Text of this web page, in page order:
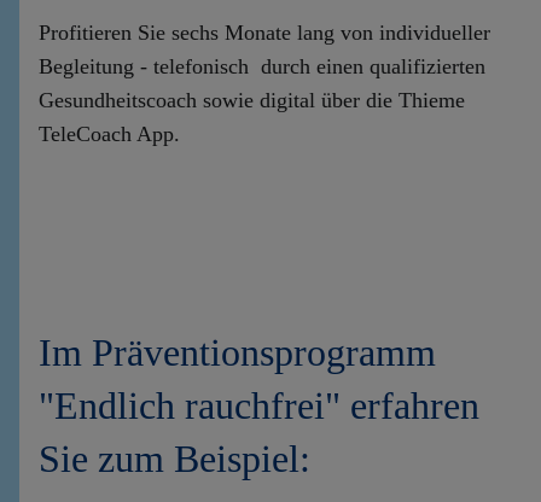
Profitieren Sie sechs Monate lang von individueller
Begleitung - telefonisch durch einen qualifizierten
Gesundheitscoach sowie digital über die Thieme
TeleCoach App.
Im Präventionsprogramm
"Endlich rauchfrei" erfahren
Sie zum Beispiel: